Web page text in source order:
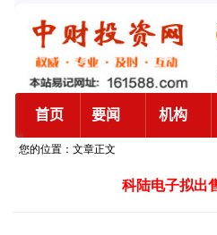
您的位置：文章正文
科陆电子拟出